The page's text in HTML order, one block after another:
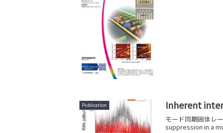
Publication Inherent
モード同期固体レ
suppression in a